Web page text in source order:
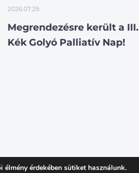
2026.07.29.
Megrendezésre került a III.
Kék Golyó Palliatív Nap!
érdekében sütiket használunk.